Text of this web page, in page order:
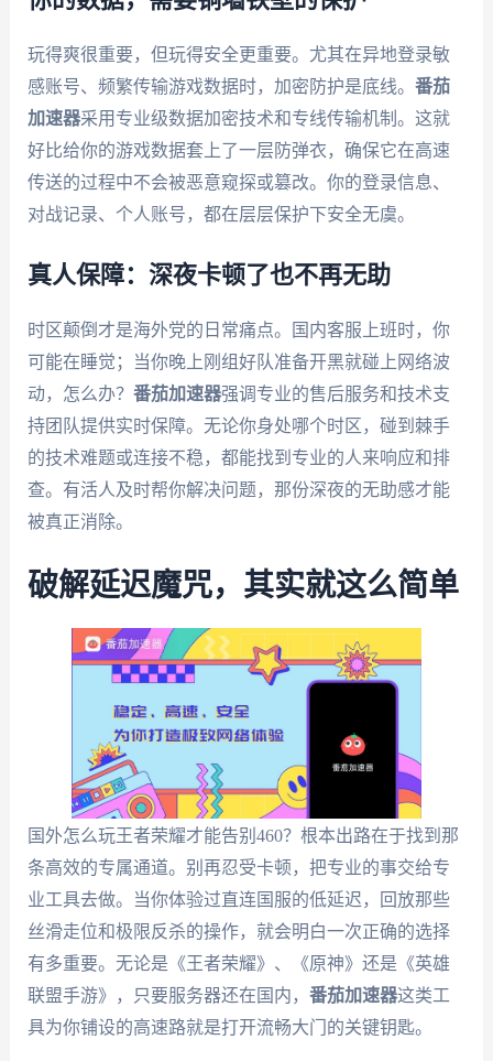
玩得爽很重要，但玩得安全更重要。尤其在异地登录敏
感账号、频繁传输游戏数据时，加密防护是底线。 番茄
加速器采用专业级数据加密技术和专线传输机制。这就
好比给你的游戏数据套上了一层防弹衣，确保它在高速
传送的过程中不会被恶意窥探或篡改。你的登录信息、
对战记录、个人账号，都在层层保护下安全无虞。
真人保障：深夜卡顿了也不再无助
时区颠倒才是海外党的日常痛点。国内客服上班时，你
可能在睡觉；当你晚上刚组好队准备开黑就碰上网络波
动，怎么办？ 番茄加速器强调专业的售后服务和技术支
持团队提供实时保障。无论你身处哪个时区，碰到棘手
的技术难题或连接不稳，都能找到专业的人来响应和排
查。有活人及时帮你解决问题，那份深夜的无助感才能
被真正消除。
破解延迟魔咒，其实就这么简单
国外怎么玩王者荣耀才能告别460？根本出路在于找到那
条高效的专属通道。别再忍受卡顿，把专业的事交给专
业工具去做。当你体验过直连国服的低延迟，回放那些
丝滑走位和极限反杀的操作，就会明白一次正确的选择
有多重要。无论是《王者荣耀》、《原神》还是《英雄
联盟手游》，只要服务器还在国内， 番茄加速器这类工
具为你铺设的高速路就是打开流畅大门的关键钥匙。